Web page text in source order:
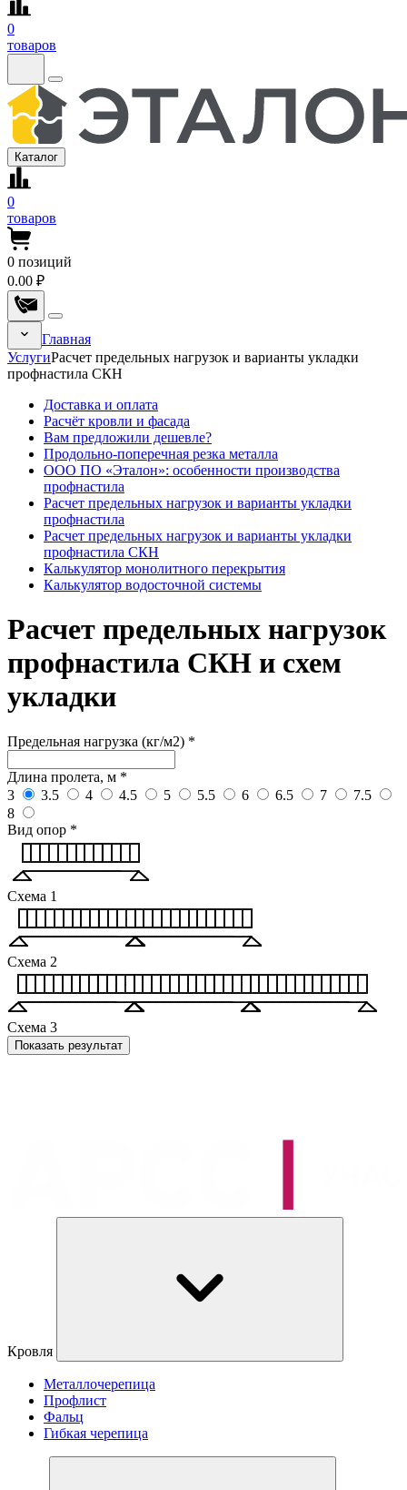
0
товаров
Каталог
0
товаров
0 позиций
0.00 ₽
Главная
УслугиРасчет предельных нагрузок и варианты укладки
профнастила СКН
Доставка и оплата
Расчёт кровли и фасада
Вам предложили дешевле?
Продольно-поперечная резка металла
ООО ПО «Эталон»: особенности производства
профнастила
Расчет предельных нагрузок и варианты укладки
профнастила
Расчет предельных нагрузок и варианты укладки
профнастила СКН
Калькулятор монолитного перекрытия
Калькулятор водосточной системы
Расчет предельных нагрузок
профнастила СКН и схем
укладки
Предельная нагрузка (кг/м2) *
Длина пролета, м *
3
3.5 4 4.5 5 5.5 6 6.5 7
7.5
8
Вид опор *
Схема 1
Схема 2
Схема 3
Показать результат
Кровля
Металлочерепица
Профлист
Фальц
Гибкая черепица